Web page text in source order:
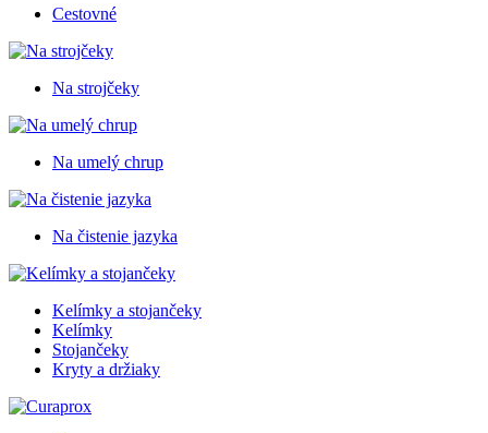
Cestovné
Na strojčeky
Na umelý chrup
Na čistenie jazyka
Kelímky a stojančeky
Kelímky
Stojančeky
Kryty a držiaky